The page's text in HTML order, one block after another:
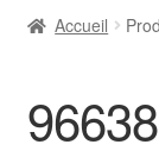
Livraison
Accueil